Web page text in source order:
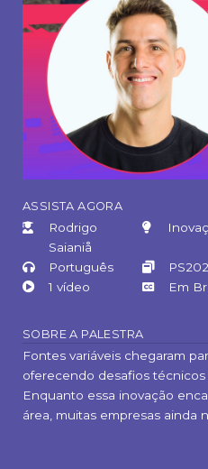
ASSISTA AGORA
Rodrigo
Saianiå
Português
1 vídeo
Em
SOBRE A PALESTRA
Fontes variáveis chegaram
oferecendo desafios técnicos
Enquanto essa inovação
área, muitas empresas ainda